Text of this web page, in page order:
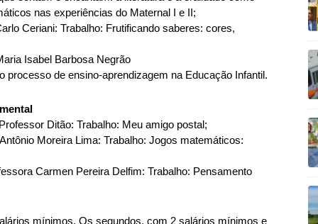
nas experiências do Maternal I e II;
Ceriani: Trabalho: Frutificando saberes: cores,
Isabel Barbosa Negrão
processo de ensino-aprendizagem na Educação Infantil.
Ditão: Trabalho: Meu amigo postal;
Moreira Lima: Trabalho: Jogos matemáticos:
Carmen Pereira Delfim: Trabalho: Pensamento
mínimos. Os segundos, com 2 salários mínimos e